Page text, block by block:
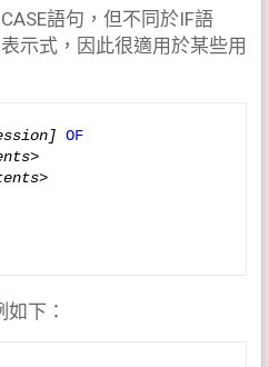
語句，但不同於IF語
示式，因此很適用於某些用
OF
下：